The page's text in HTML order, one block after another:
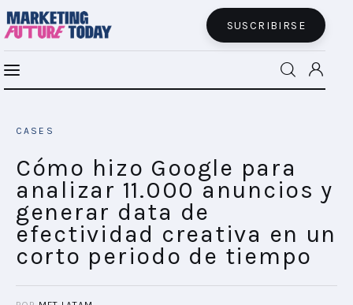
SUSCRIBIRSE
SHARE POST
INSIGHTS
FUTURE BRAND LAB
EVENTOS
CASES
Cómo hizo Google para
analizar 11.000 anuncios y
generar data de
efectividad creativa en un
corto periodo de tiempo